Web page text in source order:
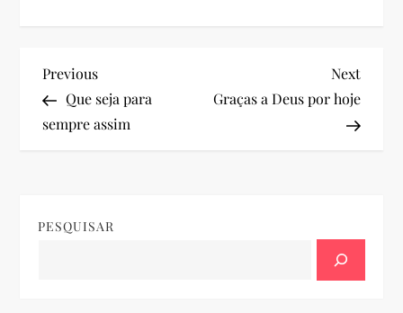
N
a
Previous
Post
Previous
Que seja para
sempre assim
Next
Post
Next
Graças a Deus por hoje
PESQUISAR